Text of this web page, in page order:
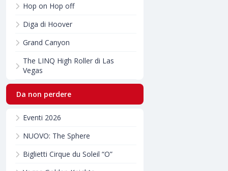
Hop on Hop off
Diga di Hoover
Grand Canyon
The LINQ High Roller di Las
Vegas
Da non perdere
Eventi 2026
NUOVO: The Sphere
Biglietti Cirque du Soleil “O”